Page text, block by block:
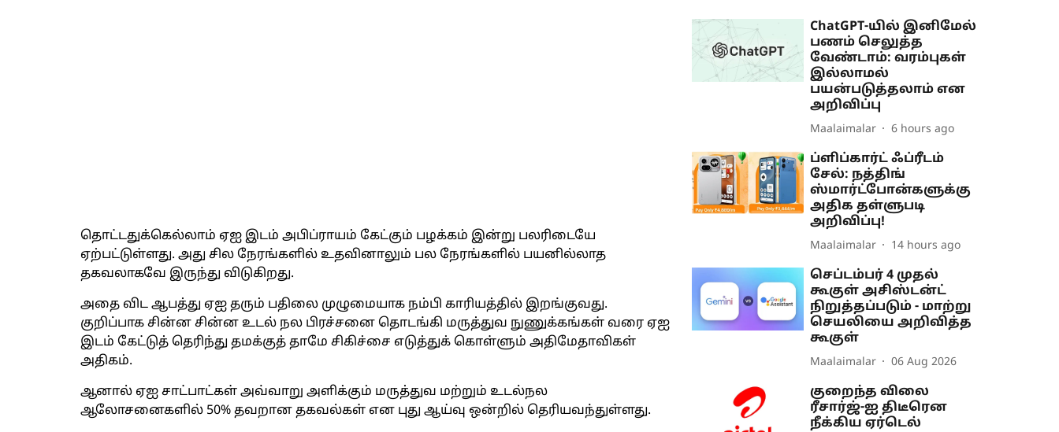
தொட்டதுக்கெல்லாம் ஏஐ இடம் அபிப்ராயம் கேட்கும் பழக்கம் இன்று பலரிடையே
ஏற்பட்டுள்ளது. அது சில நேரங்களில் உதவினாலும் பல நேரங்களில் பயனில்லாத
தகவலாகவே இருந்து விடுகிறது.
அதை விட ஆபத்து ஏஐ தரும் பதிலை முழுமையாக நம்பி காரியத்தில் இறங்குவது.
குறிப்பாக சின்ன சின்ன உடல் நல பிரச்சனை தொடங்கி மருத்துவ நுணுக்கங்கள் வரை ஏஐ
இடம் கேட்டுத் தெரிந்து தமக்குத் தாமே சிகிச்சை எடுத்துக் கொள்ளும் அதிமேதாவிகள்
அதிகம்.
ஆனால் ஏஐ சாட்பாட்கள் அவ்வாறு அளிக்கும் மருத்துவ மற்றும் உடல்நல
ஆலோசனைகளில் 50% தவறான தகவல்கள் என புது ஆய்வு ஒன்றில் தெரியவந்துள்ளது.
ChatGPT-யில் இனிமேல்
பணம் செலுத்த
வேண்டாம்: வரம்புகள்
இல்லாமல்
பயன்படுத்தலாம் என
அறிவிப்பு
Maalaimalar 6 hours ago
ப்ளிப்கார்ட் ஃப்ரீடம்
சேல்: நத்திங்
ஸ்மார்ட்போன்களுக்கு
அதிக தள்ளுபடி
அறிவிப்பு!
Maalaimalar 14 hours ago
செப்டம்பர் 4 முதல்
கூகுள் அசிஸ்டன்ட்
நிறுத்தப்படும் - மாற்று
செயலியை அறிவித்த
கூகுள்
Maalaimalar 06 Aug 2026
குறைந்த விலை
ரீசார்ஜ்-ஐ திடீரென
நீக்கிய ஏர்டெல்